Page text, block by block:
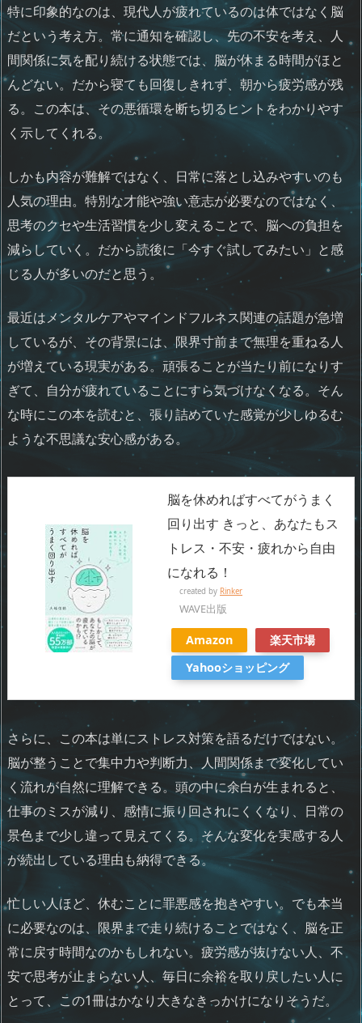
特に印象的なのは、現代人が疲れているのは体ではなく脳
だという考え方。常に通知を確認し、先の不安を考え、人
間関係に気を配り続ける状態では、脳が休まる時間がほと
んどない。だから寝ても回復しきれず、朝から疲労感が残
る。この本は、その悪循環を断ち切るヒントをわかりやす
く示してくれる。
しかも内容が難解ではなく、日常に落とし込みやすいのも
人気の理由。特別な才能や強い意志が必要なのではなく、
思考のクセや生活習慣を少し変えることで、脳への負担を
減らしていく。だから読後に「今すぐ試してみたい」と感
じる人が多いのだと思う。
最近はメンタルケアやマインドフルネス関連の話題が急増
しているが、その背景には、限界寸前まで無理を重ねる人
が増えている現実がある。頑張ることが当たり前になりす
ぎて、自分が疲れていることにすら気づけなくなる。そん
な時にこの本を読むと、張り詰めていた感覚が少しゆるむ
ような不思議な安心感がある。
脳を休めればすべてがうまく
回り出す きっと、あなたもス
トレス・不安・疲れから自由
になれる！
created by Rinker
WAVE出版
Amazon
楽天市場
Yahooショッピング
さらに、この本は単にストレス対策を語るだけではない。
脳が整うことで集中力や判断力、人間関係まで変化してい
く流れが自然に理解できる。頭の中に余白が生まれると、
仕事のミスが減り、感情に振り回されにくくなり、日常の
景色まで少し違って見えてくる。そんな変化を実感する人
が続出している理由も納得できる。
忙しい人ほど、休むことに罪悪感を抱きやすい。でも本当
に必要なのは、限界まで走り続けることではなく、脳を正
常に戻す時間なのかもしれない。疲労感が抜けない人、不
安で思考が止まらない人、毎日に余裕を取り戻したい人に
とって、この1冊はかなり大きなきっかけになりそうだ。